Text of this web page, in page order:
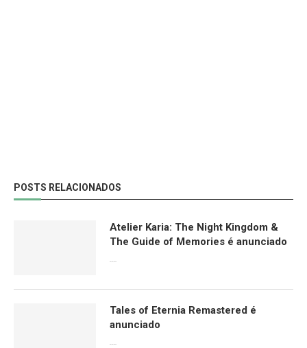
POSTS RELACIONADOS
Atelier Karia: The Night Kingdom &
The Guide of Memories é anunciado
09/06/2026
Tales of Eternia Remastered é
anunciado
09/06/2026